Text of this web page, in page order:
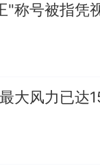
"称号被指凭
大风力已达